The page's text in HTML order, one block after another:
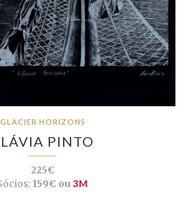
GLACIER HORIZONS
PINTO
225€
159€ ou3M